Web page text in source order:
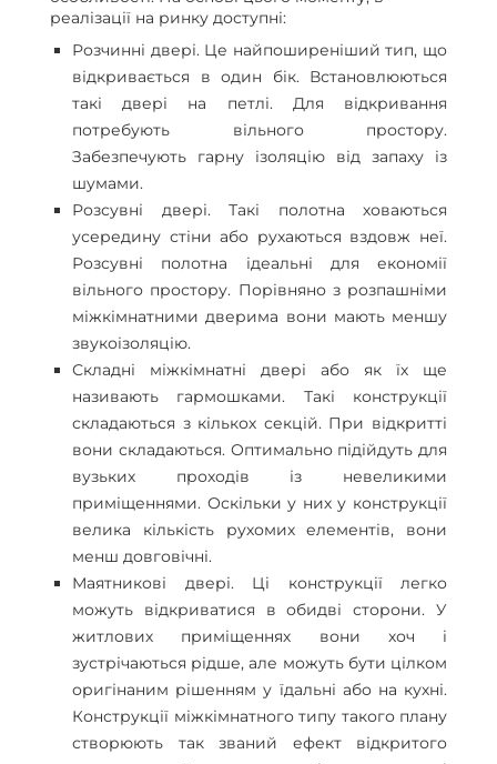
реалізації на ринку доступні:
Розчинні двері. Це найпоширеніший тип, що
відкривається в один бік. Встановлюються
такі двері на петлі. Для відкривання
потребують вільного простору.
Забезпечують гарну ізоляцію від запаху із
шумами.
Розсувні двері. Такі полотна ховаються
усередину стіни або рухаються вздовж неї.
Розсувні полотна ідеальні для економії
вільного простору. Порівняно з розпашніми
міжкімнатними дверима вони мають меншу
звукоізоляцію.
Складні міжкімнатні двері або як їх ще
називають гармошками. Такі конструкції
складаються з кількох секцій. При відкритті
вони складаються. Оптимально підійдуть для
вузьких проходів із невеликими
приміщеннями. Оскільки у них у конструкції
велика кількість рухомих елементів, вони
менш довговічні.
Маятникові двері. Ці конструкції легко
можуть відкриватися в обидві сторони. У
житлових приміщеннях вони хоч і
зустрічаються рідше, але можуть бути цілком
оригінаним рішенням у їдальні або на кухні.
Конструкції міжкімнатного типу такого плану
створюють так званий ефект відкритого